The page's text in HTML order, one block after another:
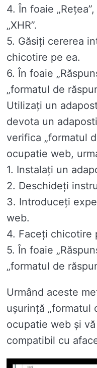
4. În foaie
„XHR”.
5. Găsiți cererea
chicotire pe ea.
6. În foaie
„formatul de
Utilizați un
devota un
verifica „formatul
ocupatie web,
1. Instalați un
2. Deschideți
3. Introduceți
web.
4. Faceți chicotire
5. În foaie
„formatul de
Urmând aceste
ușurință „formatul
ocupatie web și
compatibil cu